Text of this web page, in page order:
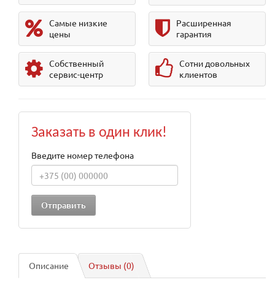
Самые низкие
цены
Расширенная
гарантия
Собственный
сервис-центр
Сотни довольных
клиентов
Заказать в один клик!
Введите номер телефона
Описание Отзывы (0)